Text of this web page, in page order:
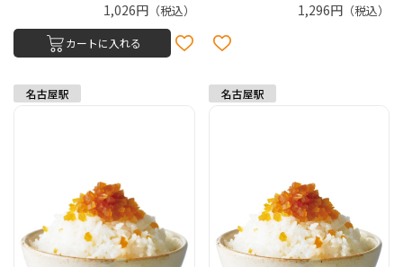
1,026円（税込）
カートに入れる
1,296円 （税込）